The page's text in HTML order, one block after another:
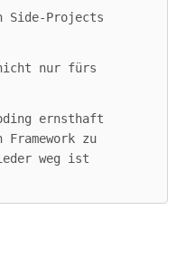
Side-Projects
nur fürs
ernsthaft
zu
weg ist